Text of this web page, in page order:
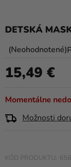
Oblečenie
Darčeky
a merch
Sviatky
DETSKÁ
Priemerné
produktu
0,0
5
Neohodnotené
Momentálne
Možnosti
15,49 €